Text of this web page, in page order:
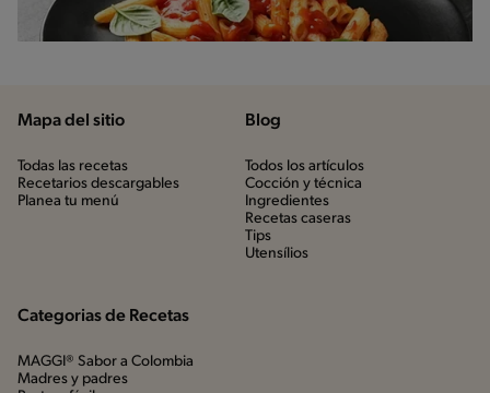
Mapa del sitio
Todas las recetas
Recetarios descargables
Planea tu menú
Blog
Todos los artículos
Cocción y técnica
Ingredientes
Recetas caseras
Tips
Utensílios
Categorias de Recetas
MAGGI® Sabor a Colombia
Madres y padres